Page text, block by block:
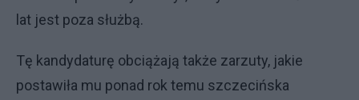
lat jest poza służbą.
Tę kandydaturę obciążają także zarzuty, jakie
postawiła mu ponad rok temu szczecińska